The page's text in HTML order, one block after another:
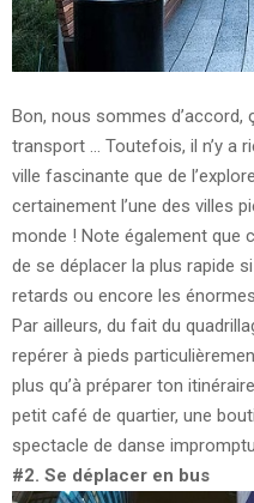
Bon, nous sommes d’accord,
transport … Toutefois, il n’y a
ville fascinante que de
certainement l’une des villes
monde ! Note également que
de se déplacer la plus rapide
retards ou encore les
Par ailleurs, du fait du
repérer à pieds
plus qu’à préparer ton
petit café de quartier, une
spectacle de danse
#2. Se déplacer en bus